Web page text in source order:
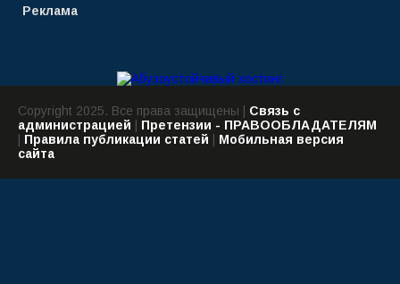
Реклама
Copyright 2025. Все права защищены | Связь с
администрацией
Претензии - ПРАВООБЛАДАТЕЛЯМ
Правила публикации статей
Мобильная версия
сайта